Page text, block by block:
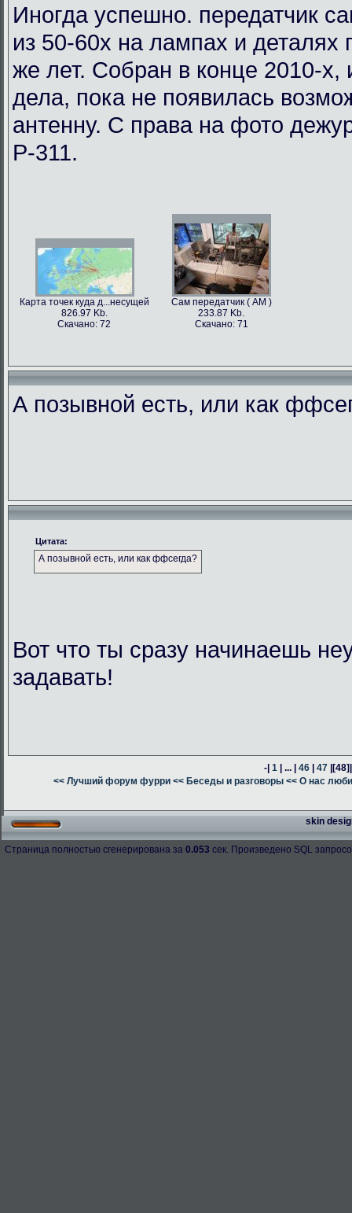
Иногда успешно. передатчик
из 50-60х на лампах и деталях
же лет. Собран в конце 2010-х,
дела, пока не появилась
антенну. С права на фото
Р-311.
Карта точек куда д...несущей
826.97 Kb.
Скачано: 72
Сам передатчик ( АМ )
233.87 Kb.
Скачано: 71
А позывной есть, или как
Цитата:
А позывной есть, или как ффсегда?
Вот что ты сразу начинаешь
задавать!
-| 1 | ... | 46 | 47 |[48]
<< Лучший форум фурри << Беседы и разговоры << О нас
skin
Страница полностью сгенерирована за 0.053 сек. Произведено SQL